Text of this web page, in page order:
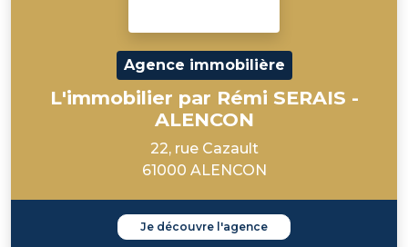
Agence immobilière
L'immobilier par Rémi SERAIS -
ALENCON
22, rue Cazault
61000 ALENCON
Je découvre l'agence